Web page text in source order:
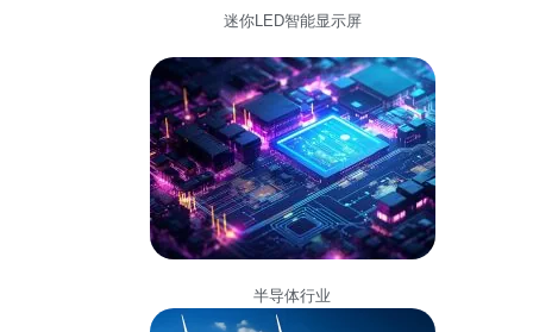
迷你LED智能显示屏
半导体行业